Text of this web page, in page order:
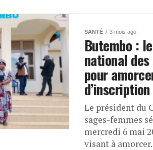
SANTÉ 3 mois ago
Butembo :
national
pour
Le président du
sages-femmes
mercredi 6 mai
visant à